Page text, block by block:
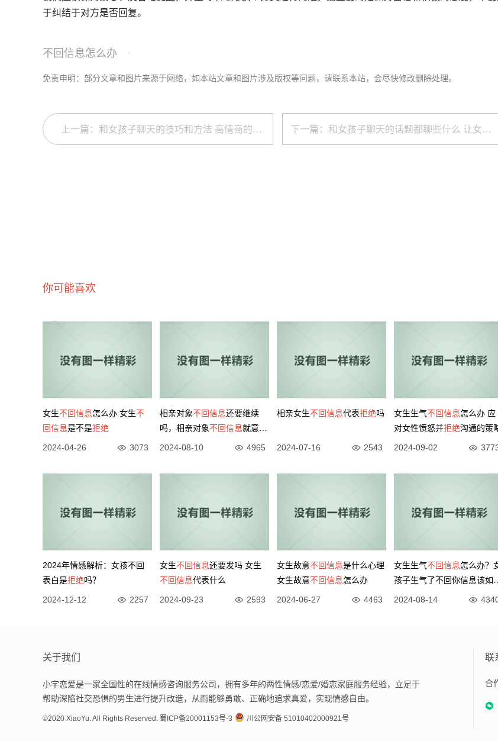
于纠结于对方是否回复。
不回信息怎么办
免责申明：部分文章和图片来源于网络，如本站文章和图片涉及版权等问题，请联系本站，会尽快修改删除处理。
上一篇：和女孩子聊天的技巧和方法 高情商的男生都这么用 下一篇：和女孩子聊天的话题都聊些什么 让女孩喜欢上和你聊天
你可能喜欢
女生不回信息怎么办 女生不
回信息是不是拒绝
2024-04-26 3073
相亲对象不回信息还要继续
吗，相亲对象不回信息就意味
着拒绝
2024-08-10 4965
相亲女生不回信息代表拒绝吗
2024-07-16 2543
女生生气不回信息怎么办 应
对女性愤怒并拒绝沟通的策
2024-09-02
2024年情感解析：女孩不回
表白是拒绝吗？
2024-12-12 2257
女生不回信息还要发吗 女生
不回信息代表什么
2024-09-23 2593
女生故意不回信息是什么心理
女生故意不回信息怎么办
2024-06-27 4463
女生生气不回信息怎么办？
孩子生气了不回你信息该如何
解决
2024-08-14
关于我们
小宇恋爱是一家全国性的在线情感咨询服务公司，拥有多年的两性情感/恋爱/婚恋家庭服务经验，立足于
帮助深陷社交恐惧的男生进行提升改造，从而能够勇敢、正确地追求真爱，实现情感自由。
©2020 XiaoYu. All Rights Reserved. 蜀ICP备20001153号-3 川公网安备 51010402000921号
联
合